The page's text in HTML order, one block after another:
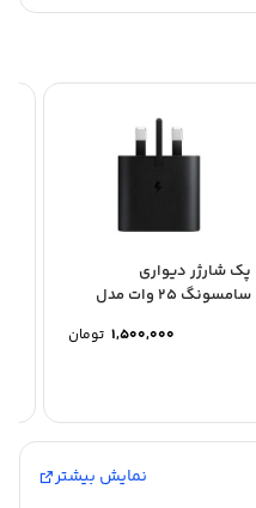
پک شارژر دیواری
سامسونگ 25 وات مدل
1,500,000 تومان
نمایش بیشتر